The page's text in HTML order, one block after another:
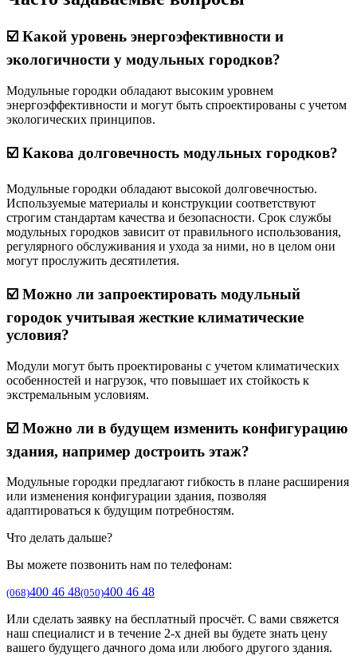
☑️ Какой уровень энергоэфективности и
экологичности у модульных городков?
Модульные городки обладают высоким уровнем
энергоэффективности и могут быть спроектированы с учетом
экологических принципов.
☑️ Какова долговечность модульных городков?
Модульные городки обладают высокой долговечностью.
Используемые материалы и конструкции соответствуют
строгим стандартам качества и безопасности. Срок службы
модульных городков зависит от правильного использования,
регулярного обслуживания и ухода за ними, но в целом они
могут прослужить десятилетия.
☑️ Можно ли запроектировать модульный
городок учитывая жесткие климатические
условия?
Модули могут быть проектированы с учетом климатических
особенностей и нагрузок, что повышает их стойкость к
экстремальным условиям.
☑️ Можно ли в будущем изменить конфигурацию
здания, например достроить этаж?
Модульные городки предлагают гибкость в плане расширения
или изменения конфигурации здания, позволяя
адаптироваться к будущим потребностям.
Что делать дальше?
Вы можете позвонить нам по телефонам:
(068)400 46 48(050)400 46 48
Или сделать заявку на бесплатный просчёт. С вами свяжется
наш специалист и в течение 2-х дней вы будете знать цену
вашего будущего дачного дома или любого другого здания.